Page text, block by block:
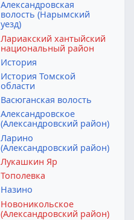
Александровская
волость (Нарымский
уезд)
Лариакский хантыйский
национальный район
История
История Томской
области
Васюганская волость
Александровское
(Александровский район)
Ларино
(Александровский район)
Лукашкин Яр
Тополевка
Назино
Новоникольское
(Александровский район)